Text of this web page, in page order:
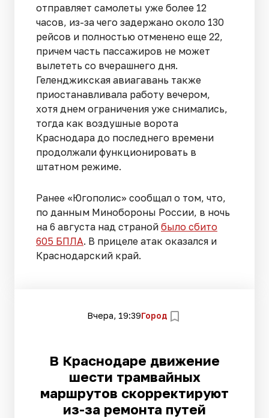
отправляет самолеты уже более 12
часов, из-за чего задержано около 130
рейсов и полностью отменено еще 22,
причем часть пассажиров не может
вылететь со вчерашнего дня.
Геленджикская авиагавань также
приостанавливала работу вечером,
хотя днем ограничения уже снимались,
тогда как воздушные ворота
Краснодара до последнего времени
продолжали функционировать в
штатном режиме.
Ранее «Югополис» сообщал о том, что,
по данным Минобороны России, в ночь
на 6 августа над страной было сбито
605 БПЛА. В прицеле атак оказался и
Краснодарский край.
Вчера, 19:39Город
В Краснодаре движение
шести трамвайных
маршрутов скорректируют
из-за ремонта путей